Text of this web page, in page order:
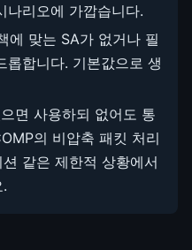
나리오에 가깝습니다.
에 맞는 SA가 없거나 필
롭합니다. 기본값으로 생
면 사용하되 없어도 통
의 비압축 패킷 처리
같은 제한적 상황에서